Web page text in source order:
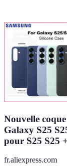
Nouvelle
Galaxy S25
pour S25 S25
fr.aliexpress.com